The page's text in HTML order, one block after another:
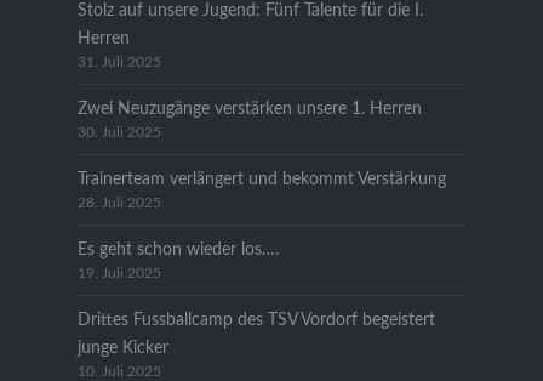
Stolz auf unsere Jugend: Fünf Talente für die I.
Herren
31. Juli 2025
Zwei Neuzugänge verstärken unsere 1. Herren
30. Juli 2025
Trainerteam verlängert und bekommt Verstärkung
28. Juli 2025
Es geht schon wieder los….
19. Juli 2025
Drittes Fussballcamp des TSV Vordorf begeistert
junge Kicker
10. Juli 2025